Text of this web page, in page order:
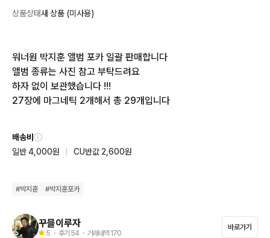
상품상태새 상품 (미사용)
워너원 박지훈 앨범 포카 일괄 판매합니다
앨범 종류는 사진 참고 부탁드려요
하자 없이 보관했습니다 !!!
27장에 마그네틱 2개해서 총 29개입니다
배송비
일반 4,000원
CU반값 2,600원
#박지훈 #박지훈포카
꾸믈이루자
5 ・ 후기 54 ・ 거래내역 170
바로가기